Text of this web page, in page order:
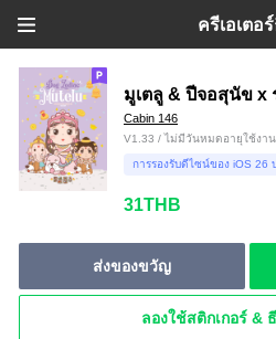
ครีเอเตอ
มูเตลู & ปีจอสุนัข x
Cabin 146
V1.33 / ไม่มีวันหมดอายุใช้งาน
การรองรับดีไซน์ของ iOS 26
31THB
ส่งของขวัญ
ลองใช้สติกเกอร์ &